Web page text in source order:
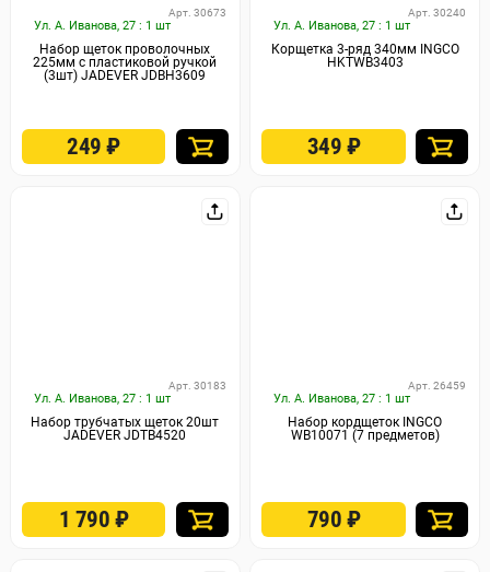
Ул. А. Иванова, 27 : 1 шт
Арт. 30673
Набор щеток проволочных
225мм с пластиковой ручкой
(3шт) JADEVER JDBH3609
249₽
Ул. А. Иванова, 27 : 1 шт
Арт. 30240
Корщетка 3-ряд 340мм INGCO
HKTWB3403
349 ₽
Ул. А. Иванова, 27 : 1 шт
Арт. 30183
Набор трубчатых щеток 20шт
JADEVER JDTB4520
1 790 ₽
Ул. А. Иванова, 27 : 1 шт
Арт. 26459
Набор кордщеток INGCO
WB10071 (7 предметов)
790 ₽